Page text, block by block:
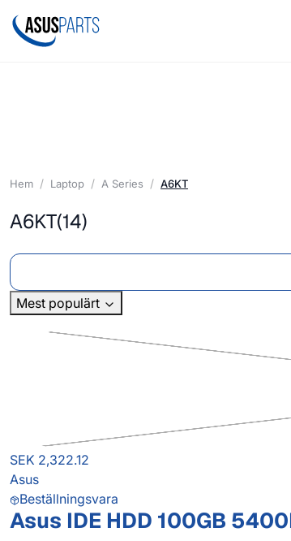
Hem Laptop A Series A6KT
A6KT(14)
Mest populärt
SEK 2,322.12
Asus
Beställningsvara
Asus IDE HDD 100GB